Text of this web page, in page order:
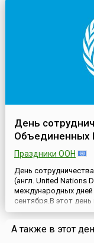
День
Объединенных
Праздники ООН
День
(англ. United Nations
международных
сентября.В этот
Буэнос-Айресе,
сотрудничества
А также в этот